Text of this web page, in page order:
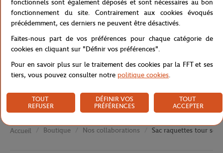
Caractéristiques
Livraison et retours
Accueil Boutique Nos collaborations Sac raquettes tour
fonctionnels sont également déposés et sont nécessaires au bon
fonctionnement du site. Contrairement aux cookies évoqués
précédemment, ces derniers ne peuvent être désactivés.
Faites-nous part de vos préférences pour chaque catégorie de
cookies en cliquant sur "Définir vos préférences".
Pour en savoir plus sur le traitement des cookies par la FFT et ses
tiers, vous pouvez consulter notre politique cookies.
TOUT
REFUSER
DÉFINIR VOS
PRÉFÉRENCES
TOUT
ACCEPTER